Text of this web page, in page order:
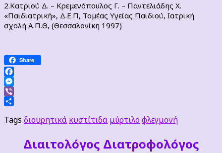
2.Κατριού Δ. – Κρεμενόπουλος Γ. – Παντελιάδης Χ.
«Παιδιατρική», Δ.Ε.Π, Τομέας Υγείας Παιδιού, Ιατρική
σχολή Α.Π.Θ, (Θεσσαλονίκη 1997)
Share
Facebook
Messenger
Viber
Tags διουρητικά κυστίτιδα μύρτιλοφλεγμονή
Διαιτoλόγος Διατροφολόγος